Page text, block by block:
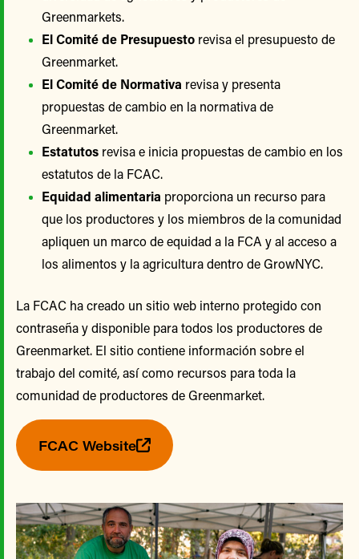
Greenmarkets.
El Comité de Presupuesto revisa el presupuesto de
Greenmarket.
El Comité de Normativa revisa y presenta
propuestas de cambio en la normativa de
Greenmarket.
Estatutos revisa e inicia propuestas de cambio en los
estatutos de la FCAC.
Equidad alimentaria proporciona un recurso para
que los productores y los miembros de la comunidad
apliquen un marco de equidad a la FCA y al acceso a
los alimentos y la agricultura dentro de GrowNYC.
La FCAC ha creado un sitio web interno protegido con
contraseña y disponible para todos los productores de
Greenmarket. El sitio contiene información sobre el
trabajo del comité, así como recursos para toda la
comunidad de productores de Greenmarket.
FCAC Website